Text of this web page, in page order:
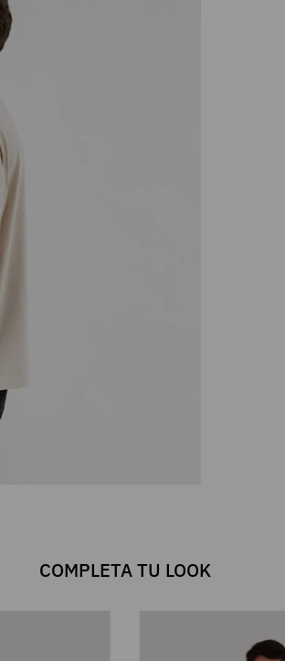
COMPLETA TU LOOK